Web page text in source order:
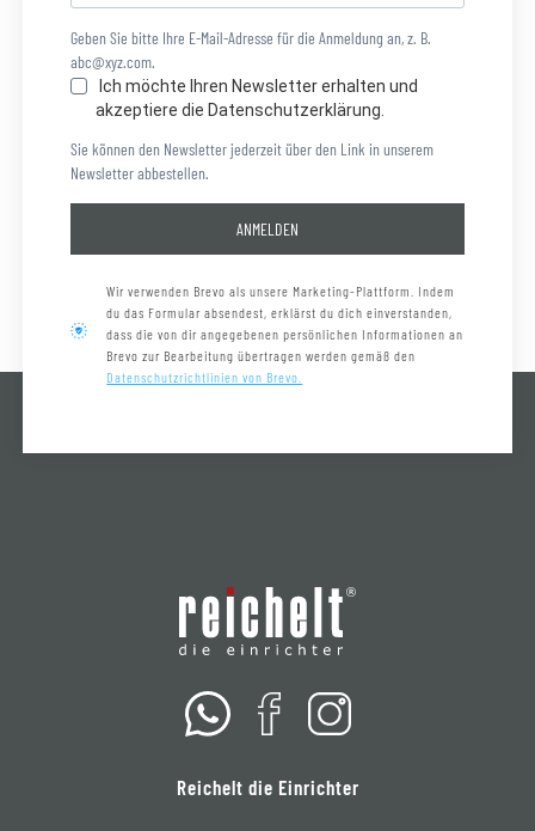
Geben Sie bitte Ihre E-Mail-Adresse für die Anmeldung an, z. B.
abc@xyz.com.
Ich möchte Ihren Newsletter erhalten und
akzeptiere die Datenschutzerklärung.
Sie können den Newsletter jederzeit über den Link in unserem
Newsletter abbestellen.
ANMELDEN
Wir verwenden Brevo als unsere Marketing-Plattform. Indem
du das Formular absendest, erklärst du dich einverstanden,
dass die von dir angegebenen persönlichen Informationen an
Brevo zur Bearbeitung übertragen werden gemäß den
Datenschutzrichtlinien von Brevo.
Reichelt die Einrichter